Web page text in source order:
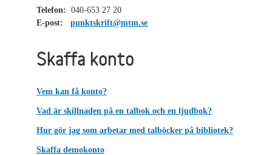
Telefon: 040-653 27 20
E-post:
punktskrift@mtm.se
Skaffa konto
Vem kan få konto?
Vad är skillnaden på en talbok och en ljudbok?
Hur gör jag som arbetar med talböcker på bibliotek?
Skaffa demokonto